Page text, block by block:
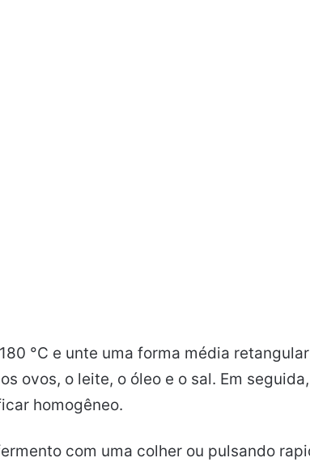
°C e unte uma forma média
ovos, o leite, o óleo e o sal. Em
homogêneo.
com uma colher ou pulsando